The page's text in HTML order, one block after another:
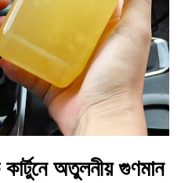
অতুলনীয় গুণমান